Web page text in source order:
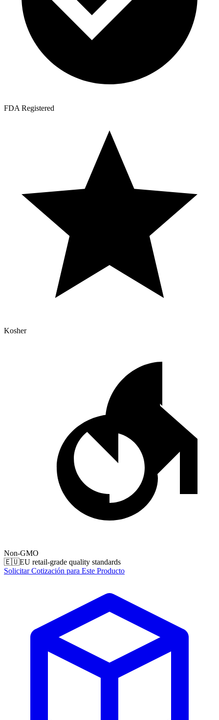
FDA Registered
Kosher
Non-GMO
🇪🇺EU retail-grade quality standards
Solicitar Cotización para Este Producto